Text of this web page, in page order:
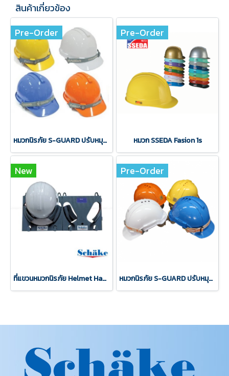
สินค้าเกี่ยวข้อง
Pre-Order
หมวกนิรภัย S-GUARD ปรับหมุน รุ่น S-1 มอก.
Pre-Order
หมวก SSEDA Fasion 1s
New
ที่แขวนหมวกนิรภัย Helmet Hanger วัสดุ ABS พรีเมี่ยม
Pre-Order
หมวกนิรภัย S-GUARD ปรับหมุน รุ่นJ1 มีรูระบาย